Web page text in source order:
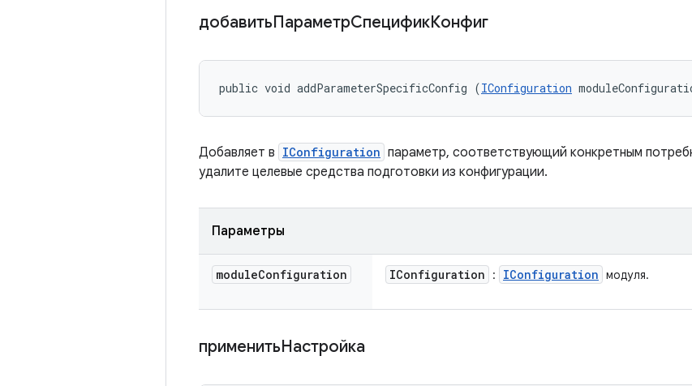
добавитьПараметрСпецификКонфиг
public void addParameterSpecificConfig (IConfiguration
Добавляет в IConfiguration параметр, соответствующий конкретным
удалите целевые средства подготовки из конфигурации.
Параметры
moduleConfiguration IConfiguration : IConfiguration модуля.
применитьНастройка